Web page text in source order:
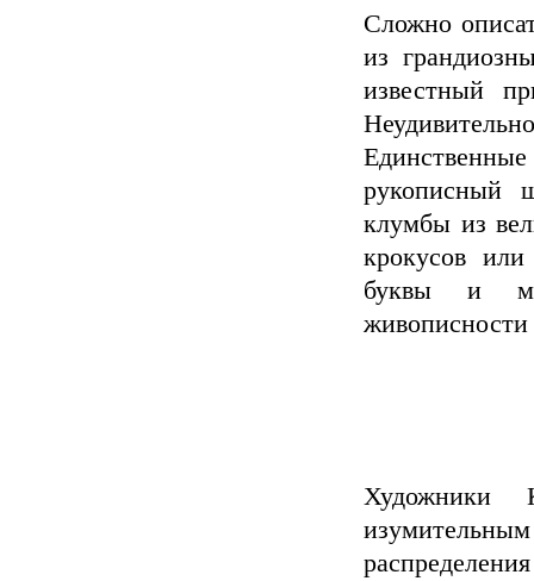
Сложно
из
известный
рукописный
клумбы из
крокусов
буквы и
Художники